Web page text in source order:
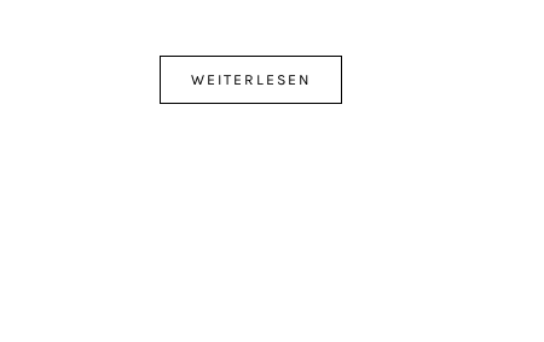
WEITERLESEN